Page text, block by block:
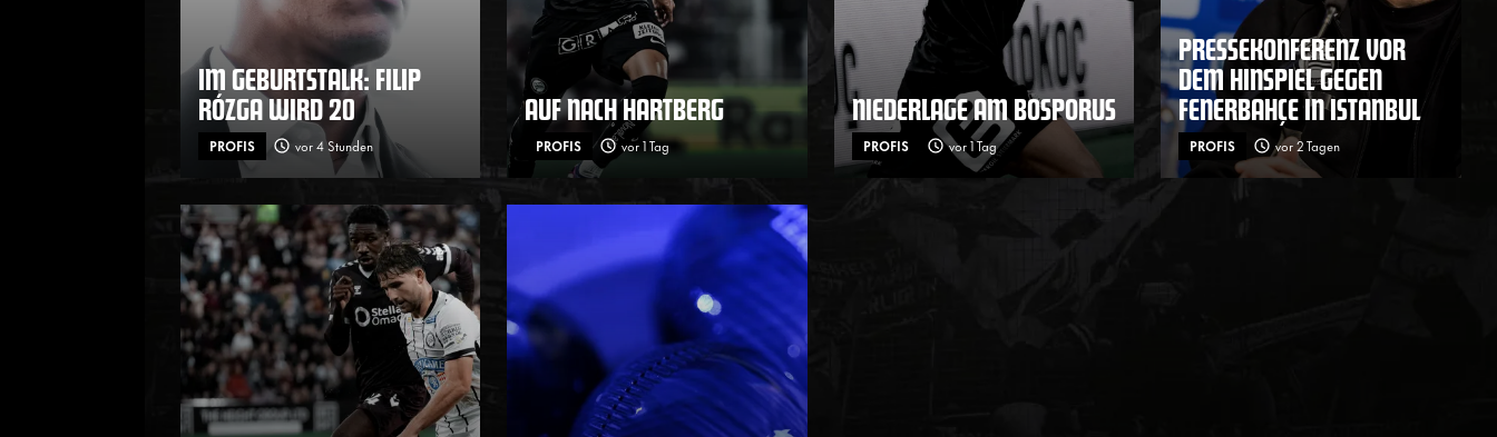
IM GEBURTSTALK: FILIP
RÓZGA WIRD 20
PROFIS vor 4 Stunden
AUF NACH HARTBERG
PROFIS vor 1 Tag
NIEDERLAGE AM BOSPORUS
PROFIS vor 1 Tag
PRESSEKONFERENZ VOR
DEM HINSPIEL GEGEN
FENERBAHÇE IN ISTANBUL
PROFIS vor 2 Tagen